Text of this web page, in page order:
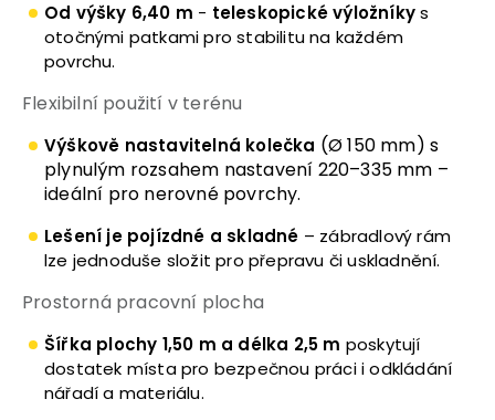
Od výšky 6,40 m - teleskopické výložníkys
otočnými patkami pro stabilitu na každém
povrchu.
Flexibilní použití v terénu
Výškově nastavitelná kolečka (Ø 150 mm) s
plynulým rozsahem nastavení 220–335 mm –
ideální pro nerovné povrchy.
Lešení je pojízdné a skladné – zábradlový rám
lze jednoduše složit pro přepravu či uskladnění.
Prostorná pracovní plocha
Šířka plochy 1,50 m a délka 2,5 m poskytují
dostatek místa pro bezpečnou práci i odkládání
nářadí a materiálu.